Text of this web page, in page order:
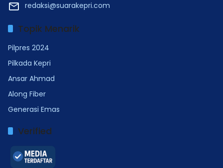
redaksi@suarakepri.com
Topik Menarik
Pilpres 2024
Pilkada Kepri
Ansar Ahmad
Along Fiber
Generasi Emas
Verified